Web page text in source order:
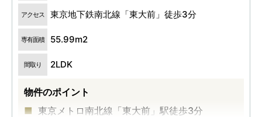
アクセス 東京地下鉄南北線「東大前」徒歩3分
専有面積 55.99m2
間取り 2LDK
物件のポイント
東京メトロ南北線「東大前」駅徒歩3分